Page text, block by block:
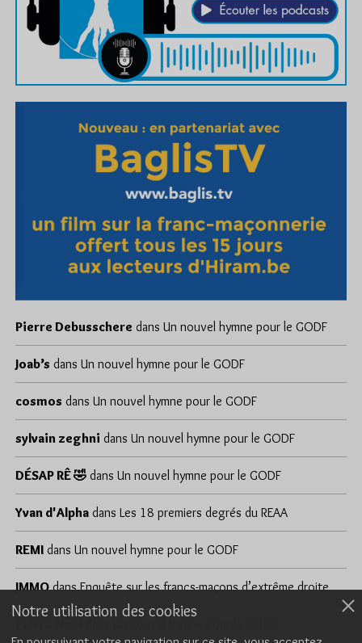
Pierre Debusschere dans Un nouvel hymne pour le GODF
Joab’s dans Un nouvel hymne pour le GODF
cosmos dans Un nouvel hymne pour le GODF
sylvain zeghni dans Un nouvel hymne pour le GODF
DÉSAP RÊ 🤣 dans Un nouvel hymne pour le GODF
Yvan d'Alpha dans Les 18 premiers degrés du REAA
REMI dans Un nouvel hymne pour le GODF
JMMOdansEnquête sur les francs-maçons d’extrême droite
Notre utilisation des cookies